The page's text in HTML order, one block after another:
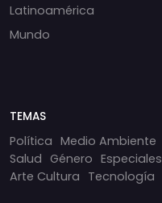
Latinoamérica
Mundo
TEMAS
Política Medio Ambiente
Salud Género Especiales
Arte Cultura Tecnología